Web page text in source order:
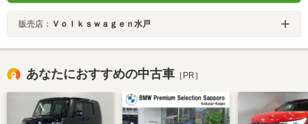
販売店： Ｖｏｌｋｓｗａｇｅｎ水戸
あなたにおすすめの中古車 ［PR］